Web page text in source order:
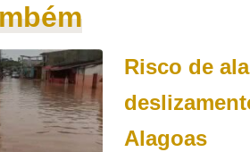
Risco de
Alagoas